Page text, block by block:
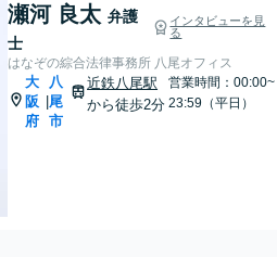
瀬河 良太 弁護
士
インタビューを見
る
はなぞの綜合法律事務所 八尾オフィス
大
阪
府
八
尾
市
近鉄八尾駅
から徒歩2分
営業時間：00:00~
23:59（平日）